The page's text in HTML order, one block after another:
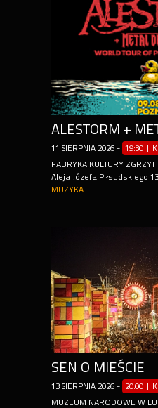
ALESTORM +
11 SIERPNIA 2026 - 19:30 |
FABRYKA KULTURY ZGRZYT
Aleja Józefa Piłsudskiego 13
MUZYKA
SEN O MIEŚCIE
13 SIERPNIA 2026 - 20:00 |
MUZEUM NARODOWE W